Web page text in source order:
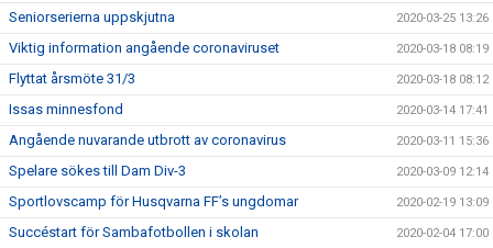
Seniorserierna uppskjutna 2020-03-25 13:26
Viktig information angående coronaviruset 2020-03-18 08:19
Flyttat årsmöte 31/3 2020-03-18 08:12
Issas minnesfond 2020-03-14 17:41
Angående nuvarande utbrott av coronavirus 2020-03-11 15:36
Spelare sökes till Dam Div-3 2020-03-09 12:14
Sportlovscamp för Husqvarna FF’s ungdomar 2020-02-19 13:09
Succéstart för Sambafotbollen i skolan 2020-02-04 17:00